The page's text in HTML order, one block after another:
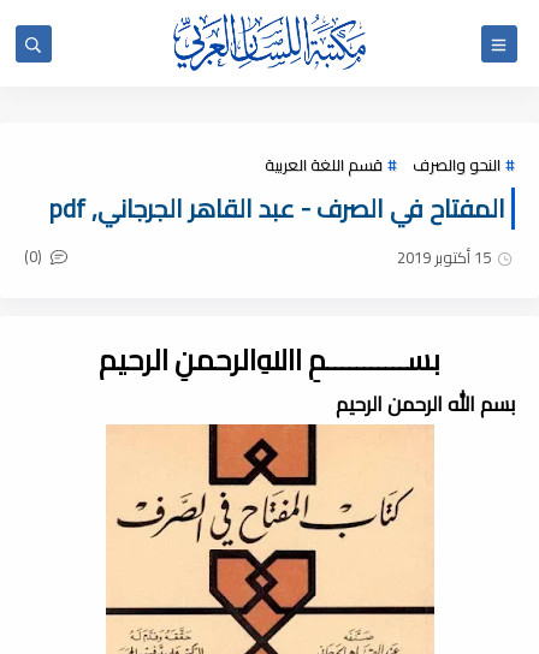
النحو والصرف قسم اللغة العربية
المفتاح في الصرف - عبد القاهر الجرجاني, pdf
15 أكتوبر 2019 (0)
بســـــــــــمِ اﷲِالرحمنِ الرحيم
بسم الله الرحمن الرحيم